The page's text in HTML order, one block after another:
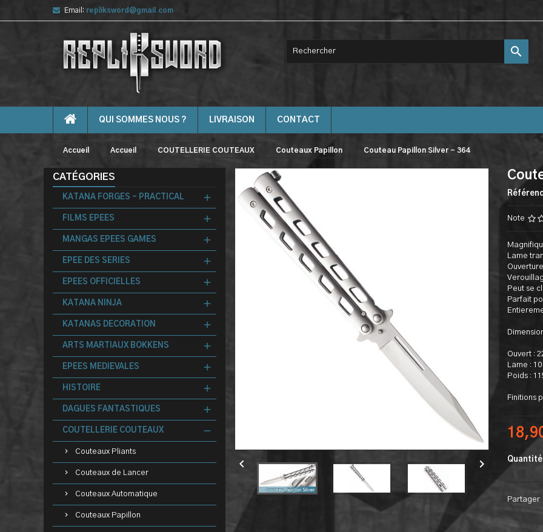
Email: repliksword@gmail.com

QUI SOMMES NOUS ? LIVRAISON CONTACT
Accueil Accueil COUTELLERIE COUTEAUX Couteaux Papillon Couteau Papillon Silver - 364
CATÉGORIES
KATANA FORGES - PRACTICAL
FILMS EPEES
MANGAS EPEES GAMES
EPEE DES SERIES
EPEES OFFICIELLES
KATANA NINJA
KATANAS DECORATION
ARTS MARTIAUX BOKKENS
EPEES MEDIEVALES
HISTOIRE
DAGUES FANTASTIQUES
COUTELLERIE COUTEAUX
Couteaux Pliants
Couteaux de Lancer
Couteaux Automatique
Couteaux Papillon
 
Note
Lame
Peut se
Parfait
Ouvert :
Lame :
Poids :
Finitions
Quantité
Partager